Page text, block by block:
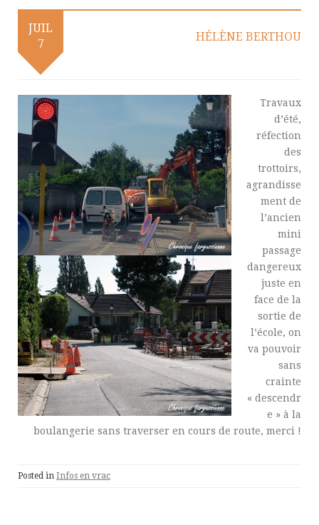
JUIL
7
HÉLÈNE BERTHOU
Travaux
d’été,
réfection
des
trottoirs,
agrandisse
ment de
l’ancien
mini
passage
dangereux
juste en
face de la
sortie de
l’école, on
va pouvoir
sans
crainte
« descendr
e » à la
boulangerie sans traverser en cours de route, merci !
Posted in Infos en vrac